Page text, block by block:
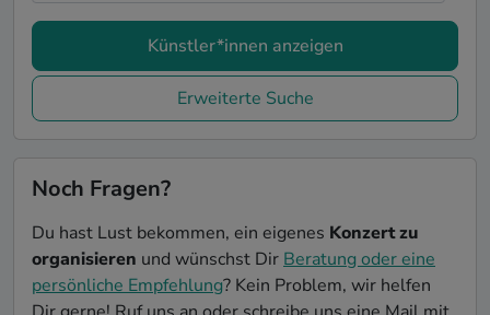
Künstler*innen anzeigen
Erweiterte Suche
Noch Fragen?
Du hast Lust bekommen, ein eigenes Konzert zu
organisieren und wünschst Dir Beratung oder eine
persönliche Empfehlung? Kein Problem, wir helfen